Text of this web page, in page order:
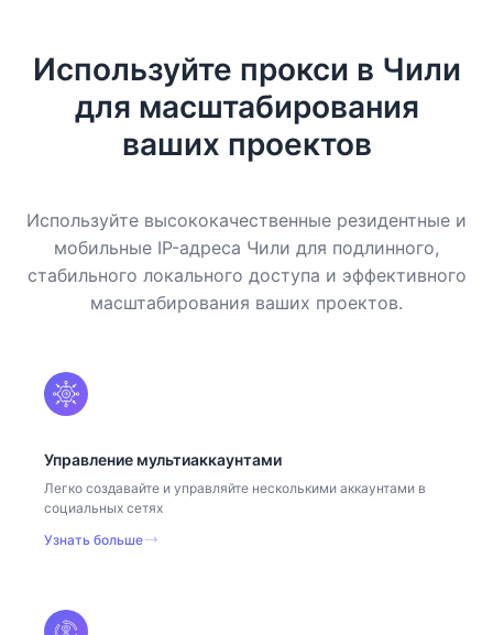
Используйте прокси в Чили
для масштабирования
ваших проектов
Используйте высококачественные резидентные и
мобильные IP-адреса Чили для подлинного,
стабильного локального доступа и эффективного
масштабирования ваших проектов.
Управление мультиаккаунтами
Легко создавайте и управляйте несколькими аккаунтами в
социальных сетях
Узнать больше